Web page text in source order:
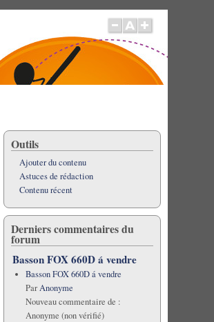
Outils
Ajouter du contenu
Astuces de rédaction
Contenu récent
Derniers commentaires du
forum
Basson FOX 660D á vendre
Basson FOX 660D á vendre
ParAnonyme
Nouveau commentaire de :
Anonyme (non vérifié)